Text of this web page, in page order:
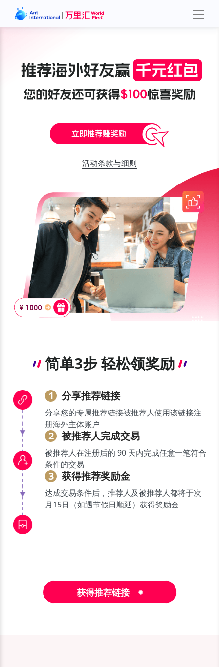
活动条款与细则
简单3步 轻松领奖励
1 分享推荐链接
分享您的专属推荐链接被推荐人使用该链接注
册海外主体账户
2 被推荐人完成交易
被推荐人在注册后的 90 天内完成任意一笔符合
条件的交易
3 获得推荐奖励金
达成交易条件后，推荐人及被推荐人都将于次
月15日（如遇节假日顺延） 获得奖励金
获得推荐链接